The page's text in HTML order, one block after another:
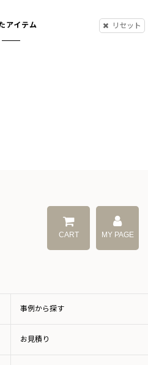
アイテム リセット
CART MY PAGE
事例から探す
お見積り